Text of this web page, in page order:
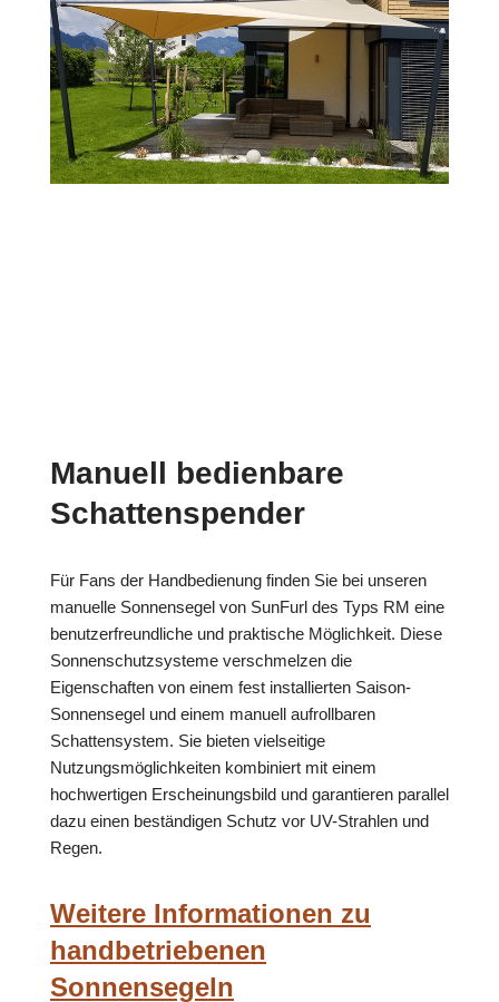
Manuell bedienbare
Schattenspender
Für Fans der Handbedienung finden Sie bei unseren
manuelle Sonnensegel von SunFurl des Typs RM eine
benutzerfreundliche und praktische Möglichkeit. Diese
Sonnenschutzsysteme verschmelzen die
Eigenschaften von einem fest installierten Saison-
Sonnensegel und einem manuell aufrollbaren
Schattensystem. Sie bieten vielseitige
Nutzungsmöglichkeiten kombiniert mit einem
hochwertigen Erscheinungsbild und garantieren parallel
dazu einen beständigen Schutz vor UV-Strahlen und
Regen.
Weitere Informationen zu
handbetriebenen
Sonnensegeln